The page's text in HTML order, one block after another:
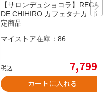
【サロンデュショコラ】REGAL
DE CHIHIRO カフェタナカ 限
定商品
マイストア在庫： 86
税込 7,799
カートに入れる